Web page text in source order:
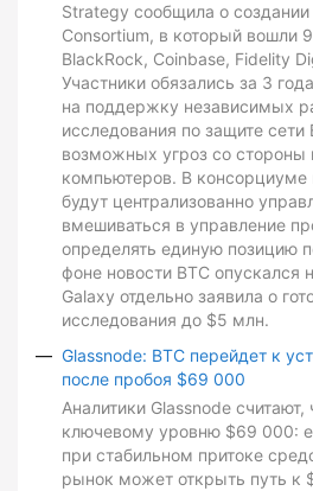
Strategy сообщила о
Consortium, в который вошли
BlackRock, Coinbase, Fidelity
Участники обязались за 3
на поддержку независимых
исследования по защите сети
возможных угроз со стороны
компьютеров. В консорциуме
будут централизованно
вмешиваться в управление
определять единую позицию
фоне новости BTC опускался
Galaxy отдельно заявила о
исследования до $5 млн.
Glassnode: BTC перейдет к
после пробоя $69 000
Аналитики Glassnode
ключевому уровню $69 000:
при стабильном притоке
рынок может открыть путь к